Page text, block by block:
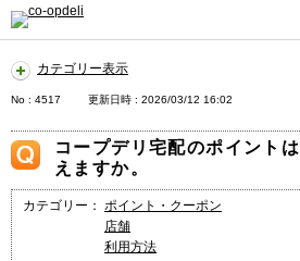
カテゴリー表示
No : 4517 更新日時 : 2026/03/12 16:02
コープデリ宅配のポイント
えますか。
カテゴリー： ポイント・クーポン
店舗
利用方法